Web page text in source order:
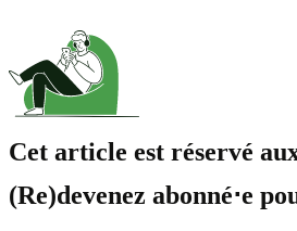
Cet article est réservé
(Re)devenez abonné⋅e